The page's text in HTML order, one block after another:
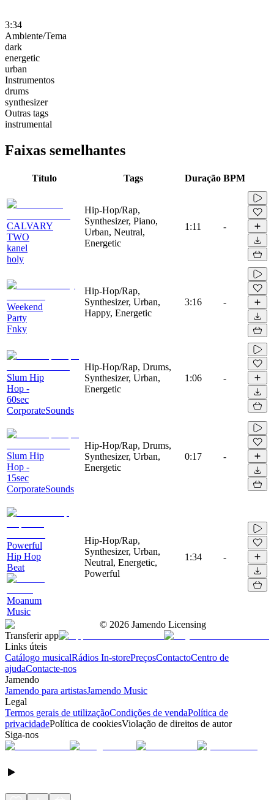
3:34
Ambiente/Tema
dark
energetic
urban
Instrumentos
drums
synthesizer
Outras tags
instrumental
Faixas semelhantes
Título Tags Duração BPM
CALVARY
TWO
kanel
holy
Hip-Hop/Rap,
Synthesizer, Piano,
Urban, Neutral,
Energetic
1:11 -
Weekend
Party
Fnky
Hip-Hop/Rap,
Synthesizer, Urban,
Happy, Energetic
3:16 -
Slum Hip
Hop -
60sec
CorporateSounds
Hip-Hop/Rap, Drums,
Synthesizer, Urban,
Energetic
1:06 -
Slum Hip
Hop -
15sec
CorporateSounds
Hip-Hop/Rap, Drums,
Synthesizer, Urban,
Energetic
0:17 -
Powerful
Hip Hop
Beat
Moanum
Music
Hip-Hop/Rap,
Synthesizer, Urban,
Neutral, Energetic,
Powerful
1:34 -
© 2026 Jamendo Licensing
Transferir app
Links úteis
Catálogo musicalRádios In-storePreçosContactoCentro de
ajudaContacte-nos
Jamendo
Jamendo para artistasJamendo Music
Legal
Termos gerais de utilizaçãoCondições de vendaPolítica de
privacidadePolítica de cookiesViolação de direitos de autor
Siga-nos